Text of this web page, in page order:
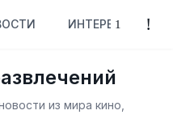
ИНТЕРЕСНОЕ
из мира кино,